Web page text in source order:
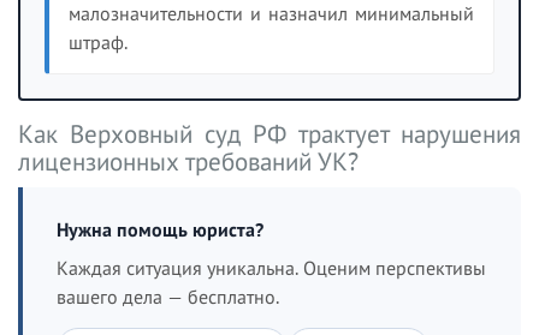
малозначительности и назначил минимальный
штраф.
Как Верховный суд РФ трактует нарушения
лицензионных требований УК?
Нужна помощь юриста?
Каждая ситуация уникальна. Оценим перспективы
вашего дела — бесплатно.